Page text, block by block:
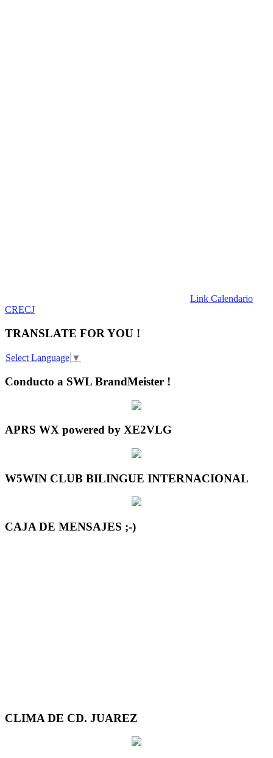
Link Calendario
CRECJ
TRANSLATE FOR YOU !
Select Language ▼
Conducto a SWL BrandMeister !
APRS WX powered by XE2VLG
W5WIN CLUB BILINGUE INTERNACIONAL
CAJA DE MENSAJES ;-)
CLIMA DE CD. JUAREZ